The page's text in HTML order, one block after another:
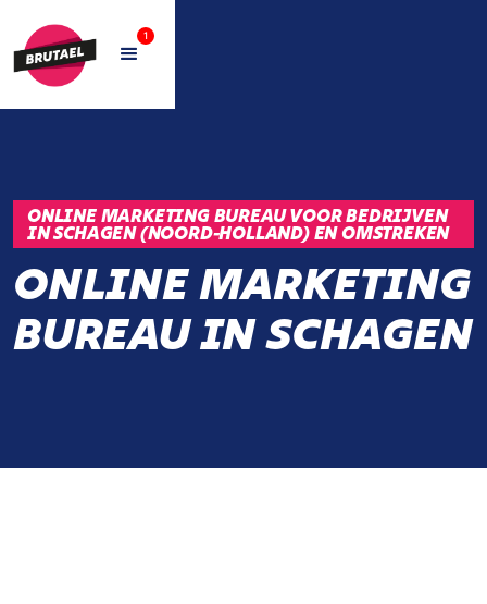
1
ONLINE MARKETING BUREAU VOOR BEDRIJVEN
IN SCHAGEN (NOORD-HOLLAND) EN OMSTREKEN
ONLINE MARKETING
BUREAU IN SCHAGEN